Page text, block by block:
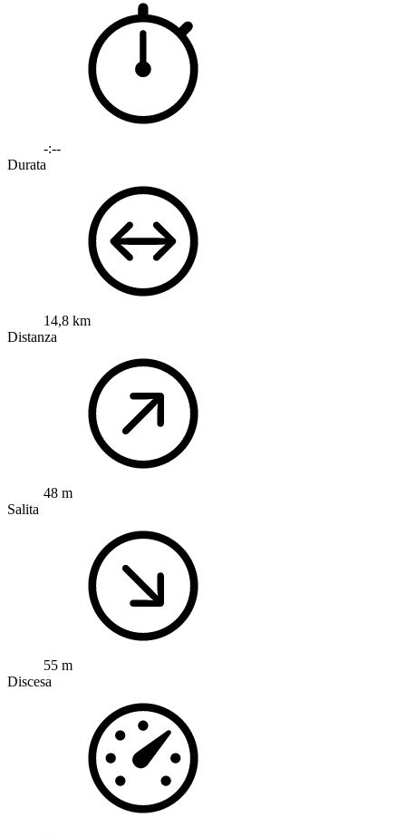
-:--
Durata
14,8 km
Distanza
48 m
Salita
55 m
Discesa